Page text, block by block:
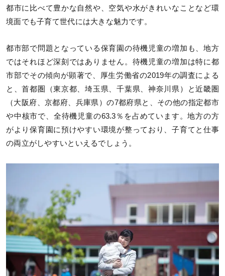
都市に比べて豊かな自然や、空気や水がきれいなことなど環
境面でも子育て世代には大きな魅力です。
都市部で問題となっている保育園の待機児童の増加も、地方
ではそれほど深刻ではありません。待機児童の増加は特に都
市部でその傾向が顕著で、厚生労働省の2019年の調査による
と、首都圏（東京都、埼玉県、千葉県、神奈川県）と近畿圏
（大阪府、京都府、兵庫県）の7都府県と、その他の指定都市
や中核市で、全待機児童の63.3％を占めています。地方の方
がより保育園に預けやすい環境が整っており、子育てと仕事
の両立がしやすいといえるでしょう。